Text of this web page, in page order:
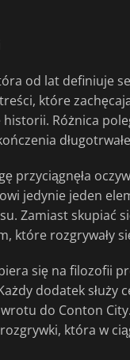
od lat definiuje
które
Różnica
jedynie jeden
Zamiast skupiać
rozgrywały
się na filozofii
dodatek służy
do Conton
która w